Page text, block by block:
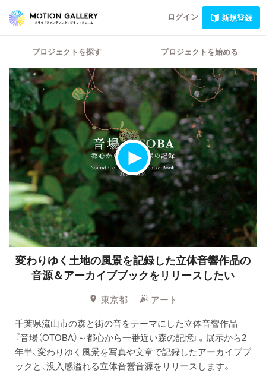
ログイン 新規登録
プロジェクトを探す プロジェクトを始める
変わりゆく土地の風景を記録した立体音響作品の
音源＆アーカイブブックをリリースしたい
東京都
アート
千葉県流山市の森と街の音をテーマにした立体音響作品
『音場（OTOBA）～都心から一番近い森の記憶』。展示から2
年半、変わりゆく風景を写真や文章で記録したアーカイブブ
ックと、没入感溢れる立体音響音源をリリースします。